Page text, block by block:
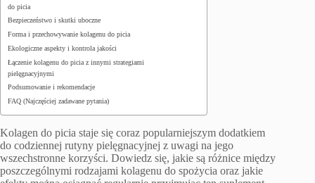
do picia
Bezpieczeństwo i skutki uboczne
Forma i przechowywanie kolagenu do picia
Ekologiczne aspekty i kontrola jakości
Łączenie kolagenu do picia z innymi strategiami
pielęgnacyjnymi
Podsumowanie i rekomendacje
FAQ (Najczęściej zadawane pytania)
Kolagen do picia staje się coraz popularniejszym dodatkiem
do codziennej rutyny pielęgnacyjnej z uwagi na jego
wszechstronne korzyści. Dowiedz się, jakie są różnice między
poszczególnymi rodzajami kolagenu do spożycia oraz jakie